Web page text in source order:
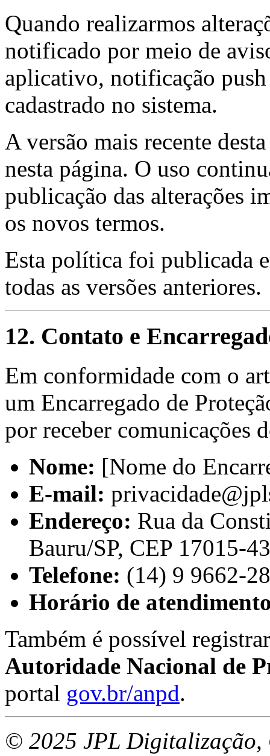
Quando realizarmos
notificado por meio de
aplicativo, notificação
cadastrado no sistema.
A versão mais recente
nesta página. O uso
publicação das alterações
os novos termos.
Esta política foi publicada
todas as versões anteriores.
12. Contato e
Em conformidade com o
um Encarregado de
por receber comunicações
Nome: [Nome do
E-mail:
Endereço: Rua da
Bauru/SP, CEP 17015-
Telefone: (14) 9 9662-
Horário de
Também é possível
Autoridade Nacional de
portal gov.br/anpd.
© 2025 JPL Digitalização,